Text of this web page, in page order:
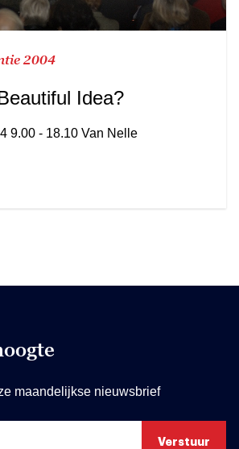
2004
Idea?
9.00 - 18.10 Van Nelle
maandelijkse nieuwsbrief